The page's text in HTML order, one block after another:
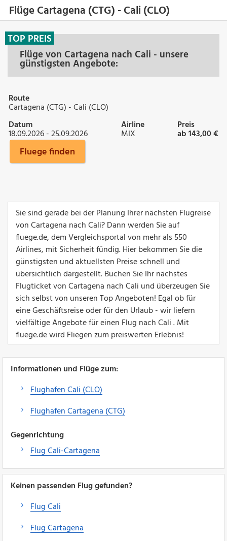
Flüge Cartagena (CTG) - Cali (CLO)
Flüge von Cartagena nach Cali - unsere
günstigsten Angebote:
TOP PREIS
Route
Cartagena (CTG) - Cali (CLO)
Datum
18.09.2026 - 25.09.2026
Airline
MIX
Preis
ab 143,00 €
Fluege finden
Sie sind gerade bei der Planung Ihrer nächsten Flugreise
von Cartagena nach Cali? Dann werden Sie auf
fluege.de, dem Vergleichsportal von mehr als 550
Airlines, mit Sicherheit fündig. Hier bekommen Sie die
günstigsten und aktuellsten Preise schnell und
übersichtlich dargestellt. Buchen Sie Ihr nächstes
Flugticket von Cartagena nach Cali und überzeugen Sie
sich selbst von unseren Top Angeboten! Egal ob für
eine Geschäftsreise oder für den Urlaub - wir liefern
vielfältige Angebote für einen Flug nach Cali . Mit
fluege.de wird Fliegen zum preiswerten Erlebnis!
Informationen und Flüge zum:
Flughafen Cali (CLO)
Flughafen Cartagena (CTG)
Gegenrichtung
Flug Cali-Cartagena
Keinen passenden Flug gefunden?
Flug Cali
Flug Cartagena